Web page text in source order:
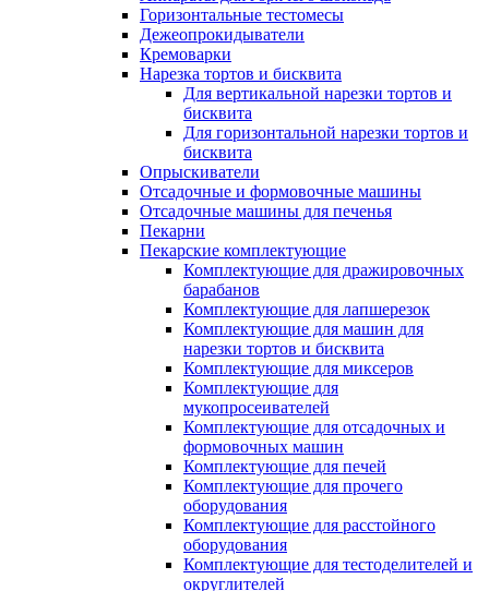
Горизонтальные тестомесы
Дежеопрокидыватели
Кремоварки
Нарезка тортов и бисквита
Для вертикальной нарезки тортов и
бисквита
Для горизонтальной нарезки тортов и
бисквита
Опрыскиватели
Отсадочные и формовочные машины
Отсадочные машины для печенья
Пекарни
Пекарские комплектующие
Комплектующие для дражировочных
барабанов
Комплектующие для лапшерезок
Комплектующие для машин для
нарезки тортов и бисквита
Комплектующие для миксеров
Комплектующие для
мукопросеивателей
Комплектующие для отсадочных и
формовочных машин
Комплектующие для печей
Комплектующие для прочего
оборудования
Комплектующие для расстойного
оборудования
Комплектующие для тестоделителей и
округлителей